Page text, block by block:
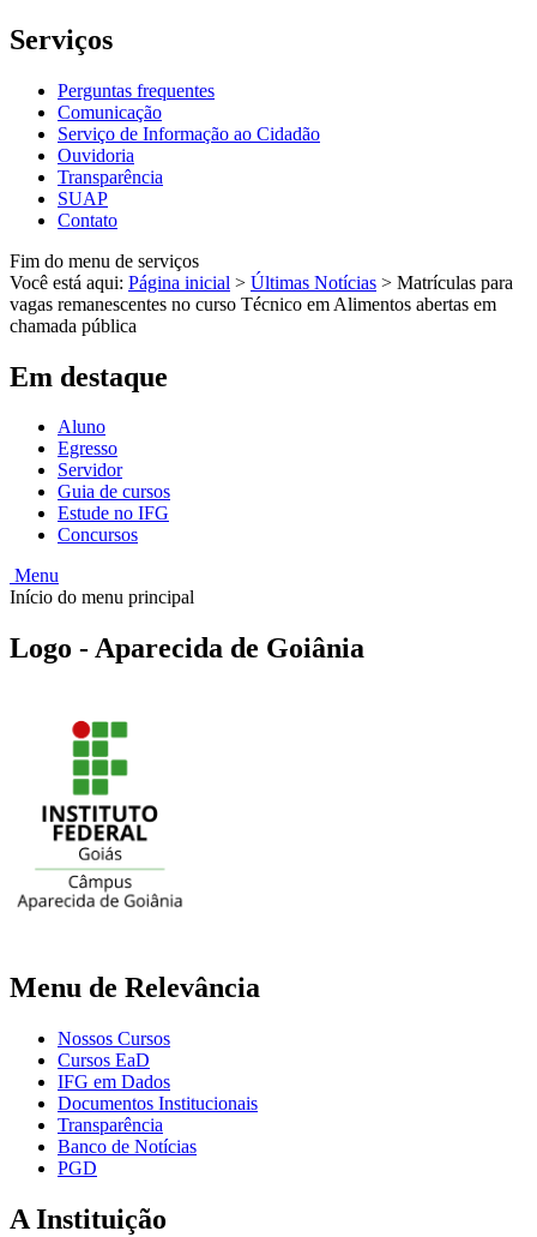
Serviços
Perguntas frequentes
Comunicação
Serviço de Informação ao Cidadão
Ouvidoria
Transparência
SUAP
Contato
Fim do menu de serviços
Você está aqui: Página inicial > Últimas Notícias > Matrículas para
vagas remanescentes no curso Técnico em Alimentos abertas em
chamada pública
Em destaque
Aluno
Egresso
Servidor
Guia de cursos
Estude no IFG
Concursos
Menu
Início do menu principal
Logo - Aparecida de Goiânia
Menu de Relevância
Nossos Cursos
Cursos EaD
IFG em Dados
Documentos Institucionais
Transparência
Banco de Notícias
PGD
A Instituição